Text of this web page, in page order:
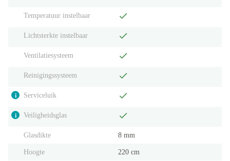
Temperatuur instelbaar
Lichtsterkte instelbaar
Ventilatiesysteem
Reinigingssysteem
i Serviceluik
i Veiligheidsglas
Glasdikte 8 mm
Hoogte 220 cm